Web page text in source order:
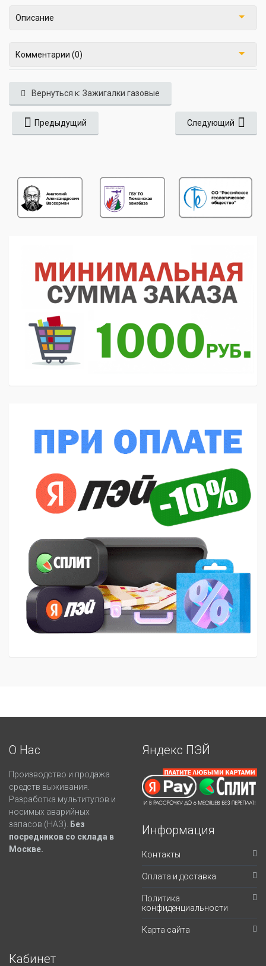
Описание
Комментарии (0)
Вернуться к: Зажигалки газовые
Предыдущий Следующий
О Нас
Производство и продажа
средств выживания.
Разработка мультитулов и
носимых аварийных
запасов (НАЗ).
Без
посредников со склада в
Москве.
Яндекс ПЭЙ
Информация
Контакты
Оплата и доставка
Политика
конфиденциальности
Карта сайта
Кабинет